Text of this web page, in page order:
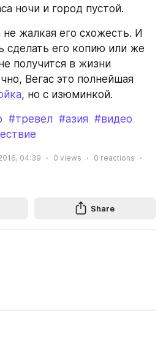
ночи и город пустой.
не жалкая его схожесть. И
сделать его копию или же
получится в жизни
, но с изюминкой.
#тревел #азия #видео
04:39 0 views 0 reactions
Share